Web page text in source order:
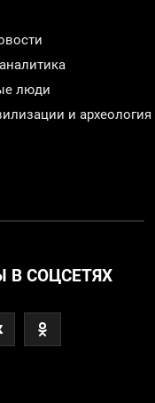
люди
и археология
В СОЦСЕТЯХ